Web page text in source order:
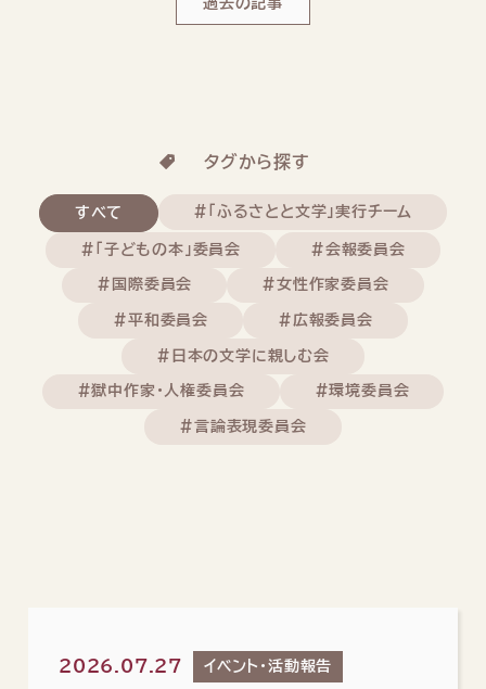
過去の記事
タグから探す
すべて #「ふるさとと文学」実行チーム
#「子どもの本」委員会 #会報委員会
#国際委員会 #女性作家委員会
#平和委員会 #広報委員会
#日本の文学に親しむ会
#獄中作家・人権委員会 #環境委員会
#言論表現委員会
2026.07.27 イベント・活動報告